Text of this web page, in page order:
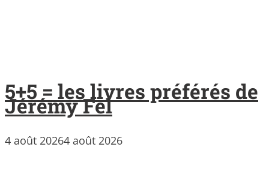
5+5 = les livres préférés de
Jérémy Fel
4 août 20264 août 2026